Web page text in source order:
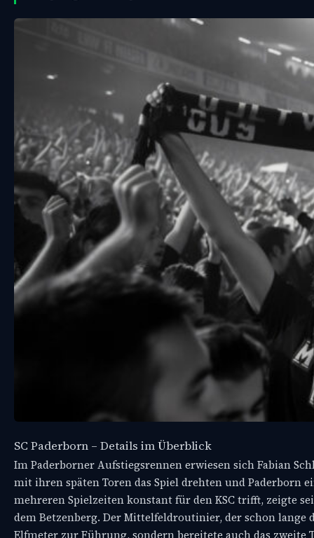
SC Paderborn – Details im Überblick
Im Paderborner Aufstiegsrennen erwiesen sich Fabian
mit ihren späten Toren das Spiel drehten und Paderborn
mehreren Spielzeiten konstant für den KSC trifft, zeigte
dem Betzenberg. Der Mittelfeldroutinier, der schon
Elfmeter zur Führung, sondern bereitete auch das